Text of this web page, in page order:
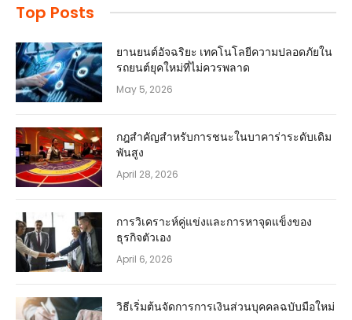
Top Posts
ยานยนต์อัจฉริยะ เทคโนโลยีความปลอดภัยใน
รถยนต์ยุคใหม่ที่ไม่ควรพลาด
May 5, 2026
กฎสำคัญสำหรับการชนะในบาคาร่าระดับเดิม
พันสูง
April 28, 2026
การวิเคราะห์คู่แข่งและการหาจุดแข็งของ
ธุรกิจตัวเอง
April 6, 2026
วิธีเริ่มต้นจัดการการเงินส่วนบุคคลฉบับมือใหม่